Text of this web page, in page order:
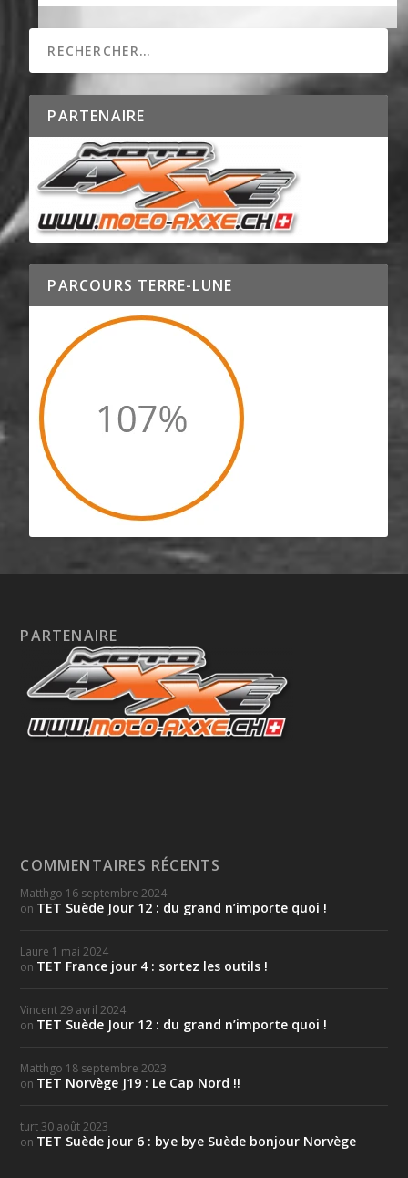
PARTENAIRE
PARCOURS TERRE-LUNE
PARTENAIRE
COMMENTAIRES RÉCENTS
Matthgo 16 septembre 2024
on TET Suède Jour 12 : du grand n’importe quoi !
Laure 1 mai 2024
on TET France jour 4 : sortez les outils !
Vincent 29 avril 2024
on TET Suède Jour 12 : du grand n’importe quoi !
Matthgo 18 septembre 2023
on TET Norvège J19 : Le Cap Nord !!
turt 30 août 2023
on TET Suède jour 6 : bye bye Suède bonjour Norvège